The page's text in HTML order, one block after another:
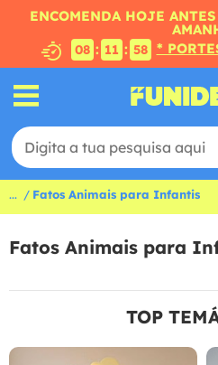
ENCOMENDA HOJE
08 : 11 : 57 *
... Fatos Animais para Infantis
Fatos Animais para
TOP